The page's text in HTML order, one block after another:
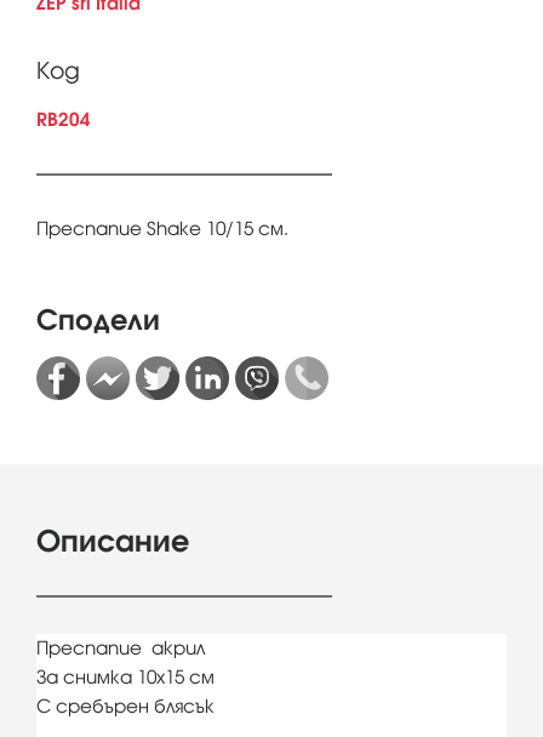
Код
RB204
Преспапие Shake 10/15 см.
Сподели
Описание
Преспапие акрил
За снимка 10х15 см
С сребърен блясък